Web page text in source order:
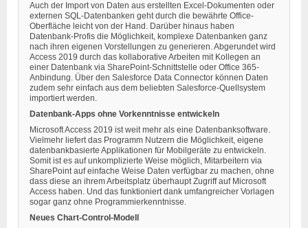
Auch der Import von Daten aus erstellten Excel-Dokumenten oder
externen SQL-Datenbanken geht durch die bewährte Office-
Oberfläche leicht von der Hand. Darüber hinaus haben
Datenbank-Profis die Möglichkeit, komplexe Datenbanken ganz
nach ihren eigenen Vorstellungen zu generieren. Abgerundet wird
Access 2019 durch das kollaborative Arbeiten mit Kollegen an
einer Datenbank via SharePoint-Schnittstelle oder Office 365-
Anbindung. Über den Salesforce Data Connector können Daten
zudem sehr einfach aus dem beliebten Salesforce-Quellsystem
importiert werden.
Datenbank-Apps ohne Vorkenntnisse entwickeln
Microsoft Access 2019 ist weit mehr als eine Datenbanksoftware.
Vielmehr liefert das Programm Nutzern die Möglichkeit, eigene
datenbankbasierte Applikationen für Mobilgeräte zu entwickeln.
Somit ist es auf unkomplizierte Weise möglich, Mitarbeitern via
SharePoint auf einfache Weise Daten verfügbar zu machen, ohne
dass diese an ihrem Arbeitsplatz überhaupt Zugriff auf Microsoft
Access haben. Und das funktioniert dank umfangreicher Vorlagen
sogar ganz ohne Programmierkenntnisse.
Neues Chart-Control-Modell